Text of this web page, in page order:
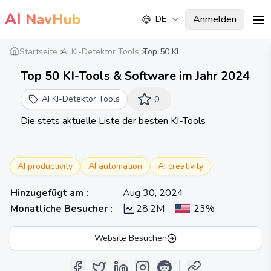
AI NavHub DE Anmelden
Startseite AI KI-Detektor Tools Top 50 KI
Top 50 KI-Tools & Software im Jahr 2024
AI KI-Detektor Tools 0
Die stets aktuelle Liste der besten KI-Tools
AI productivity AI automation AI creativity
Hinzugefügt am :
Aug 30, 2024
Monatliche Besucher : 28.2M 23%
Website Besuchen